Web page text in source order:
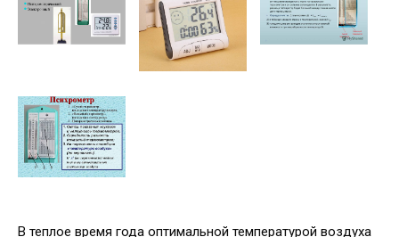
В теплое время года оптимальной температурой воздуха